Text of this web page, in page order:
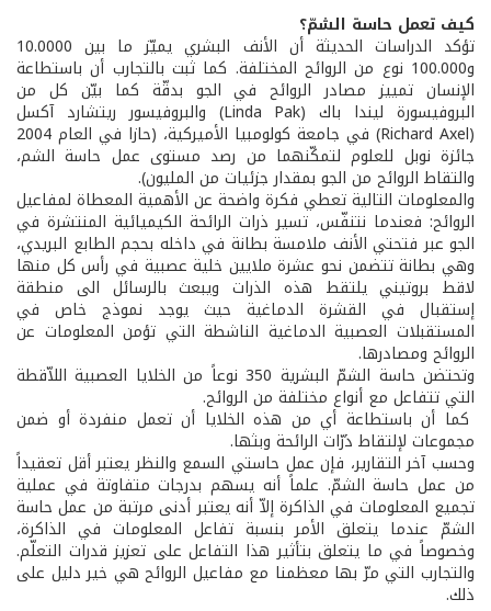
كيف تعمل حاسة الشمّ؟
تؤكد الدراسات الحديثة أن الأنف البشري يميّز ما بين 10.0000
و100.000 نوع من الروائح المختلفة. كما ثبت بالتجارب أن باستطاعة
الإنسان تمييز مصادر الروائح في الجو بدقّة كما بيّن كل من
البروفيسورة ليندا باك (Linda Pak) والبروفيسور ريتشارد آكسل
(Richard Axel) في جامعة كولومبيا الأميركية، (حازا في العام 2004
جائزة نوبل للعلوم لتمكّنهما من رصد مستوى عمل حاسة الشم،
والتقاط الروائح من الجو بمقدار جزئيات من المليون).
والمعلومات التالية تعطي فكرة واضحة عن الأهمية المعطاة لمفاعيل
الروائح: فعندما نتنفّس، تسير ذرات الرائحة الكيميائية المنتشرة في
الجو عبر فتحتي الأنف ملامسة بطانة في داخله بحجم الطابع البريدي،
وهي بطانة تتضمن نحو عشرة ملايين خلية عصبية في رأس كل منها
لاقط بروتيني يلتقط هذه الذرات ويبعث بالرسائل الى منطقة
إستقبال في القشرة الدماغية حيث يوجد نموذج خاص في
المستقبلات العصبية الدماغية الناشطة التي تؤمن المعلومات عن
الروائح ومصادرها.
وتحتضن حاسة الشمّ البشرية 350 نوعاً من الخلايا العصبية اللاّقطة
التي تتفاعل مع أنواع مختلفة من الروائح.
كما أن باستطاعة أي من هذه الخلايا أن تعمل منفردة أو ضمن
مجموعات لإلتقاط ذرّات الرائحة وبثها.
وحسب آخر التقارير، فإن عمل حاستي السمع والنظر يعتبر أقل تعقيداً
من عمل حاسة الشمّ. علماً أنه يسهم بدرجات متفاوتة في عملية
تجميع المعلومات في الذاكرة إلاّ أنه يعتبر أدنى مرتبة من عمل حاسة
الشمّ عندما يتعلق الأمر بنسبة تفاعل المعلومات في الذاكرة،
وخصوصاً في ما يتعلق بتأثير هذا التفاعل على تعزيز قدرات التعلّم.
والتجارب التي مرّ بها معظمنا مع مفاعيل الروائح هي خير دليل على
ذلك.